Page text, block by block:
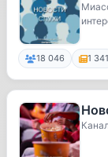
18 046 1 341